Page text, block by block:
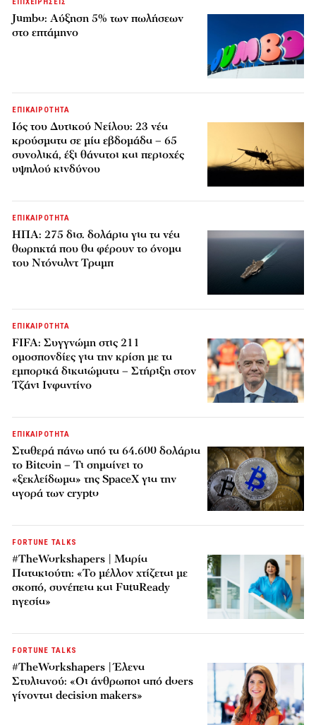
Jumbo: Αύξηση 5% των πωλήσεων
στο επτάμηνο
ΕΠΙΚΑΙΡΟΤΗΤΑ
Ιός του Δυτικού Νείλου: 23 νέα
κρούσματα σε μία εβδομάδα – 65
συνολικά, έξι θάνατοι και περιοχές
υψηλού κινδύνου
ΕΠΙΚΑΙΡΟΤΗΤΑ
ΗΠΑ: 275 δισ. δολάρια για τα νέα
θωρηκτά που θα φέρουν το όνομα
του Ντόναλντ Τραμπ
ΕΠΙΚΑΙΡΟΤΗΤΑ
FIFA: Συγγνώμη στις 211
ομοσπονδίες για την κρίση με τα
εμπορικά δικαιώματα – Στήριξη στον
Τζάνι Ινφαντίνο
ΕΠΙΚΑΙΡΟΤΗΤΑ
Σταθερά πάνω από τα 64.600 δολάρια
το Bitcoin – Τι σημαίνει το
«ξεκλείδωμα» της SpaceX για την
αγορά των crypto
FORTUNE TALKS
#TheWorkshapers | Μαρία
Πατακιούτη: «Το μέλλον χτίζεται με
σκοπό, συνέπεια και FutuReady
ηγεσία»
FORTUNE TALKS
#TheWorkshapers | Έλενα
Στυλιανού: «Οι άνθρωποι από doers
γίνονται decision makers»